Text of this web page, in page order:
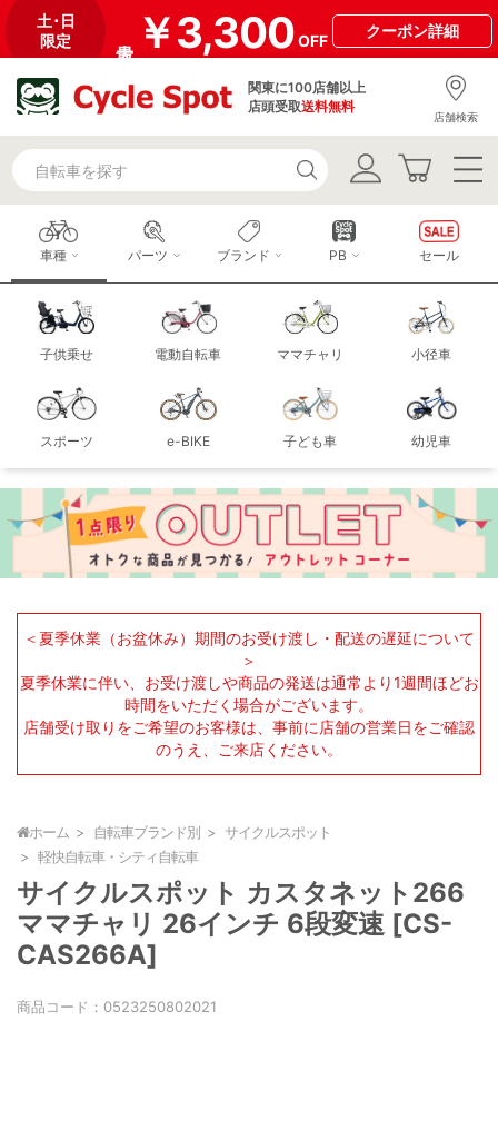
土･日
限定
￥3,300OFF
クーポン詳細
関東に100店舗以上
店頭受取送料無料
店舗検索
車種
子供乗せ 電動自転車 ママチャリ 小径車
スポーツ e-BIKE 子ども車 幼児車
パーツ ブランド PB セール
＜夏季休業（お盆休み）期間のお受け渡し・配送の遅延について
＞
夏季休業に伴い、お受け渡しや商品の発送は通常より1週間ほどお
時間をいただく場合がございます。
店舗受け取りをご希望のお客様は、事前に店舗の営業日をご確認
のうえ、ご来店ください。
ホーム 自転車ブランド別
サイクルスポット
軽快自転車・シティ自転車
サイクルスポット カスタネット266
ママチャリ 26インチ 6段変速 [CS-
CAS266A]
商品コード： 0523250802021